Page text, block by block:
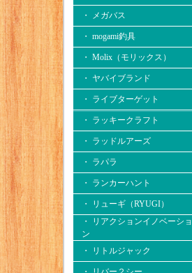
・ メガバス
・ mogami釣具
・ Molix（モリックス）
・ ヤバイブランド
・ ライブターゲット
・ ラッキークラフト
・ ラッドルアーズ
・ ラパラ
・ ランカーハント
・ リューギ（RYUGI）
・ リアクションイノベーショ
ン
・ リトルジャック